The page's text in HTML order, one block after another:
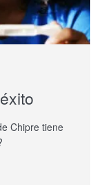
Chipre tiene